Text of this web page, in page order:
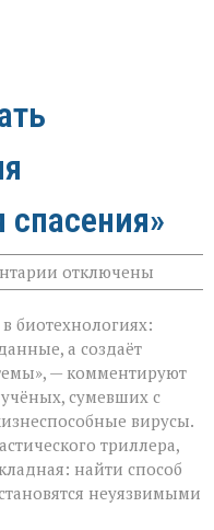
к
записи
научился
писать
вирусы — но
не
для
разрушения,
а
для
спасения»
отключены
биотехнологиях:
а создаёт
— комментируют
сумевших с
вирусы.
триллера,
найти способ
неуязвимыми